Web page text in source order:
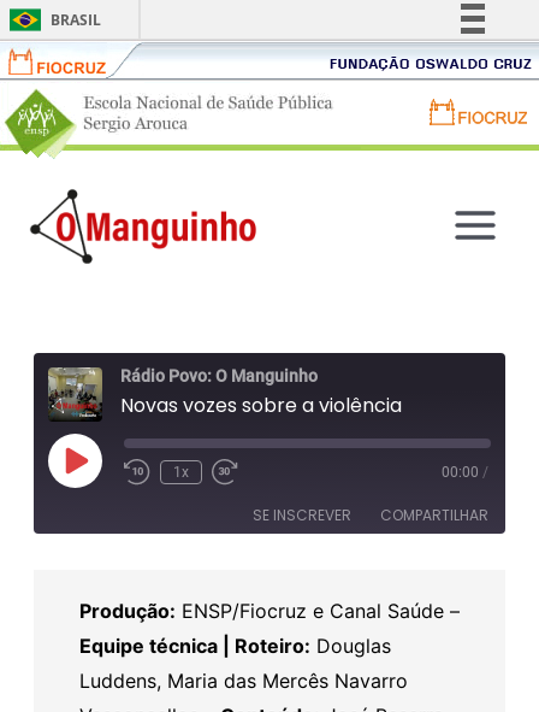
BRASIL
Simplifique!
Fiocruz
Fundação
Oswaldo
Cruz
Portal
ENSP
Escola
Nacional
Pública
Sergio
Arouca
Portal
FIOCRUZ
Fundação
para
Main
Rádio Povo: O Manguinho
Novas vozes sobre a violência
Reproduzir
episódioRetroceder
1x
segundos
00:00 /
SE INSCREVER COMPARTILHAR
FEED RSS
LINK
INCORPO
RAR
Produção: ENSP/Fiocruz e Canal Saúde –
Equipe técnica | Roteiro: Douglas
Luddens, Maria das Mercês Navarro